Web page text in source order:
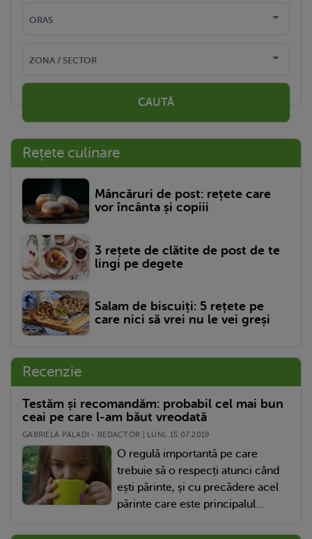
CAUTĂ
Rețete culinare
Mâncăruri de post: rețete care
vor încânta și copiii
3 rețete de clătite de post de te
lingi pe degete
Salam de biscuiți: 5 rețete pe
care nici să vrei nu le vei greși
Recenzie
Testăm și recomandăm: probabil cel mai bun
ceai pe care l-am băut vreodată
GABRIELA PALADI - REDACTOR | LUNI, 15.07.2019
O regulă importantă pe care
trebuie să o respecți atunci când
ești părinte, și cu precădere acel
părinte care este principalul...